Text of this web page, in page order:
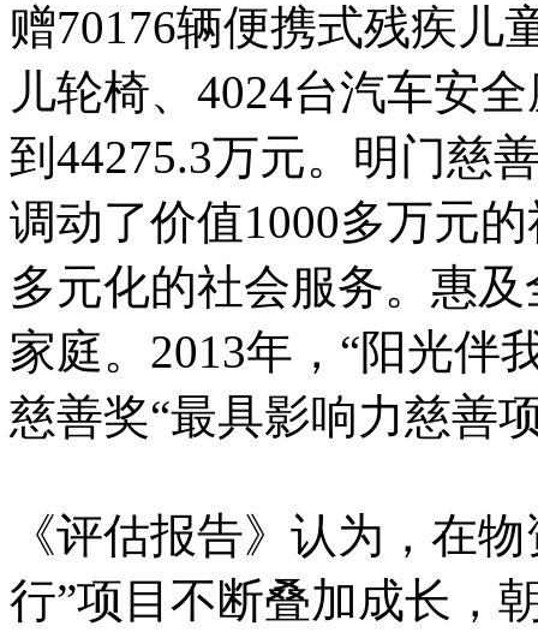
赠70176辆便携式残疾儿
儿轮椅、4024台汽车安
到44275.3万元。明门慈
调动了价值1000多万元
多元化的社会服务。惠
家庭。2013年，“阳光伴
慈善奖“最具影响力慈善
《评估报告》认为，在
行”项目不断叠加成长，